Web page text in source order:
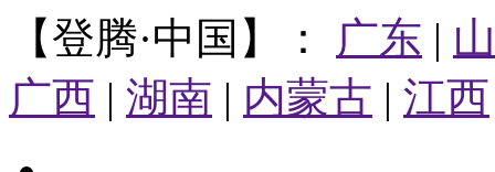
【登腾·中国】： 广东 |
广西 | 湖南 | 内蒙古 | 江西